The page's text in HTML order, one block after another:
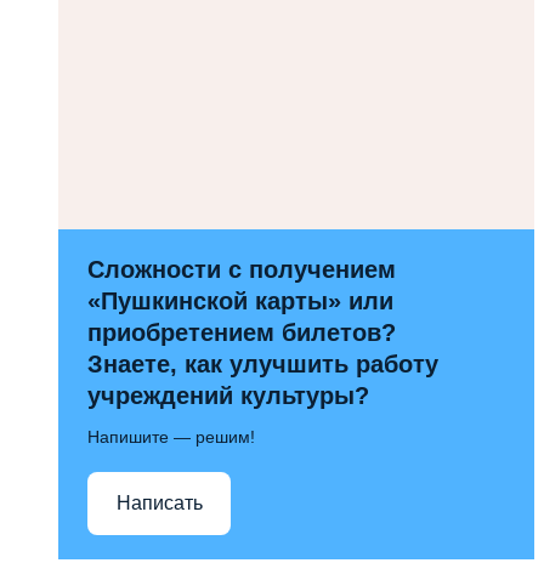
Сложности с получением
«Пушкинской карты» или
приобретением билетов?
Знаете, как улучшить работу
учреждений культуры?
Напишите — решим!
Написать